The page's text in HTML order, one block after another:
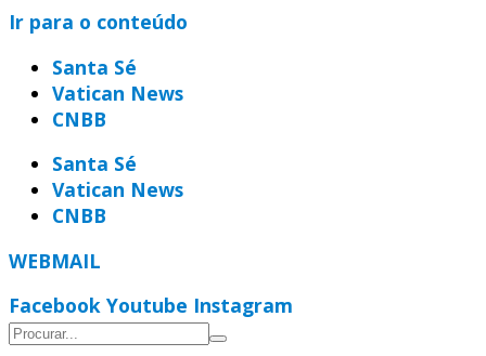
Ir para o conteúdo
Santa Sé
Vatican News
CNBB
Santa Sé
Vatican News
CNBB
WEBMAIL
Facebook Youtube Instagram